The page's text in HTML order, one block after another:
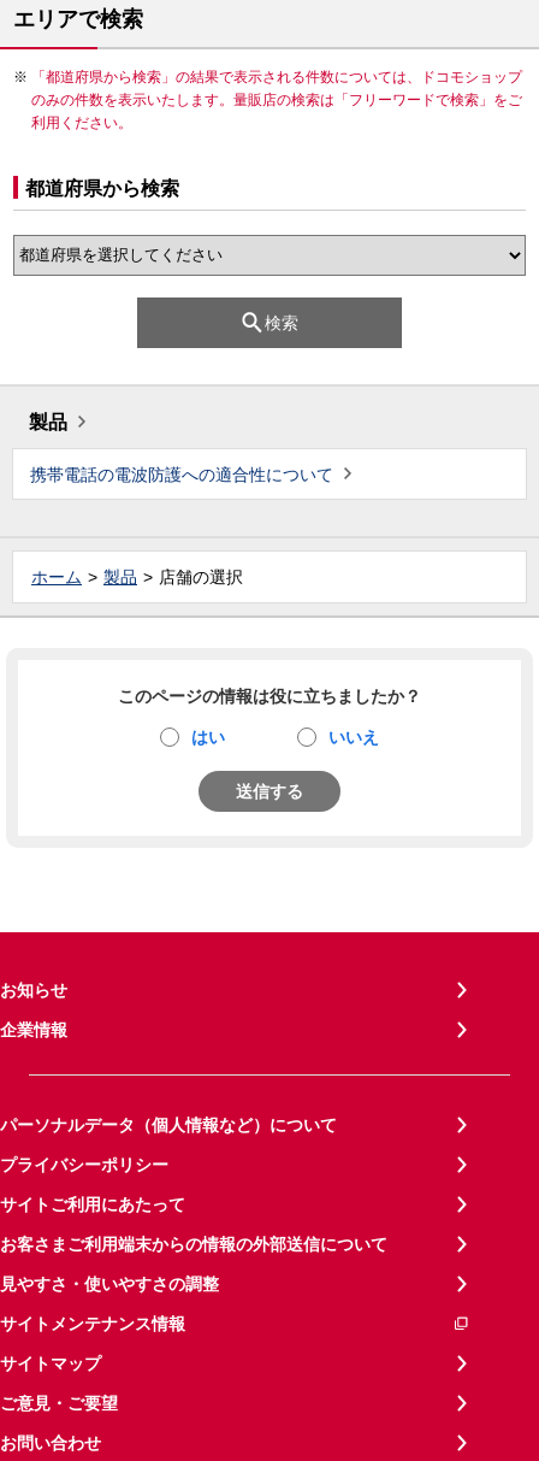
エリアで検索
「都道府県から検索」の結果で表示される件数については、ドコモショップ
のみの件数を表示いたします。量販店の検索は「フリーワードで検索」をご
利用ください。
都道府県から検索
検索
製品
携帯電話の電波防護への適合性について
ホーム 製品 店舗の選択
このページの情報は役に立ちましたか？
はい いいえ
送信する
お知らせ
企業情報
パーソナルデータ（個人情報など）について
プライバシーポリシー
サイトご利用にあたって
お客さまご利用端末からの情報の外部送信について
見やすさ・使いやすさの調整
サイトメンテナンス情報
サイトマップ
ご意見・ご要望
お問い合わせ